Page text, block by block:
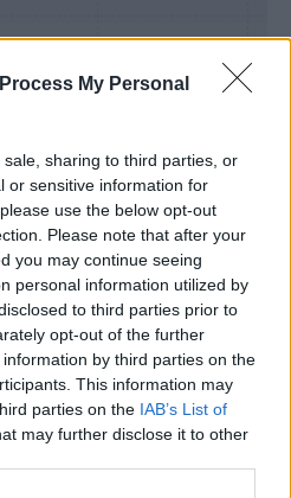
My Personal
sharing to third parties, or
or sensitive information for
use the below opt-out
Please note that after your
you may continue seeing
personal information utilized by
to third parties prior to
opt-out of the further
by third parties on the
This information may
parties on the IAB’s List of
may further disclose it to other
Mantra
Titolare 2 - 6%